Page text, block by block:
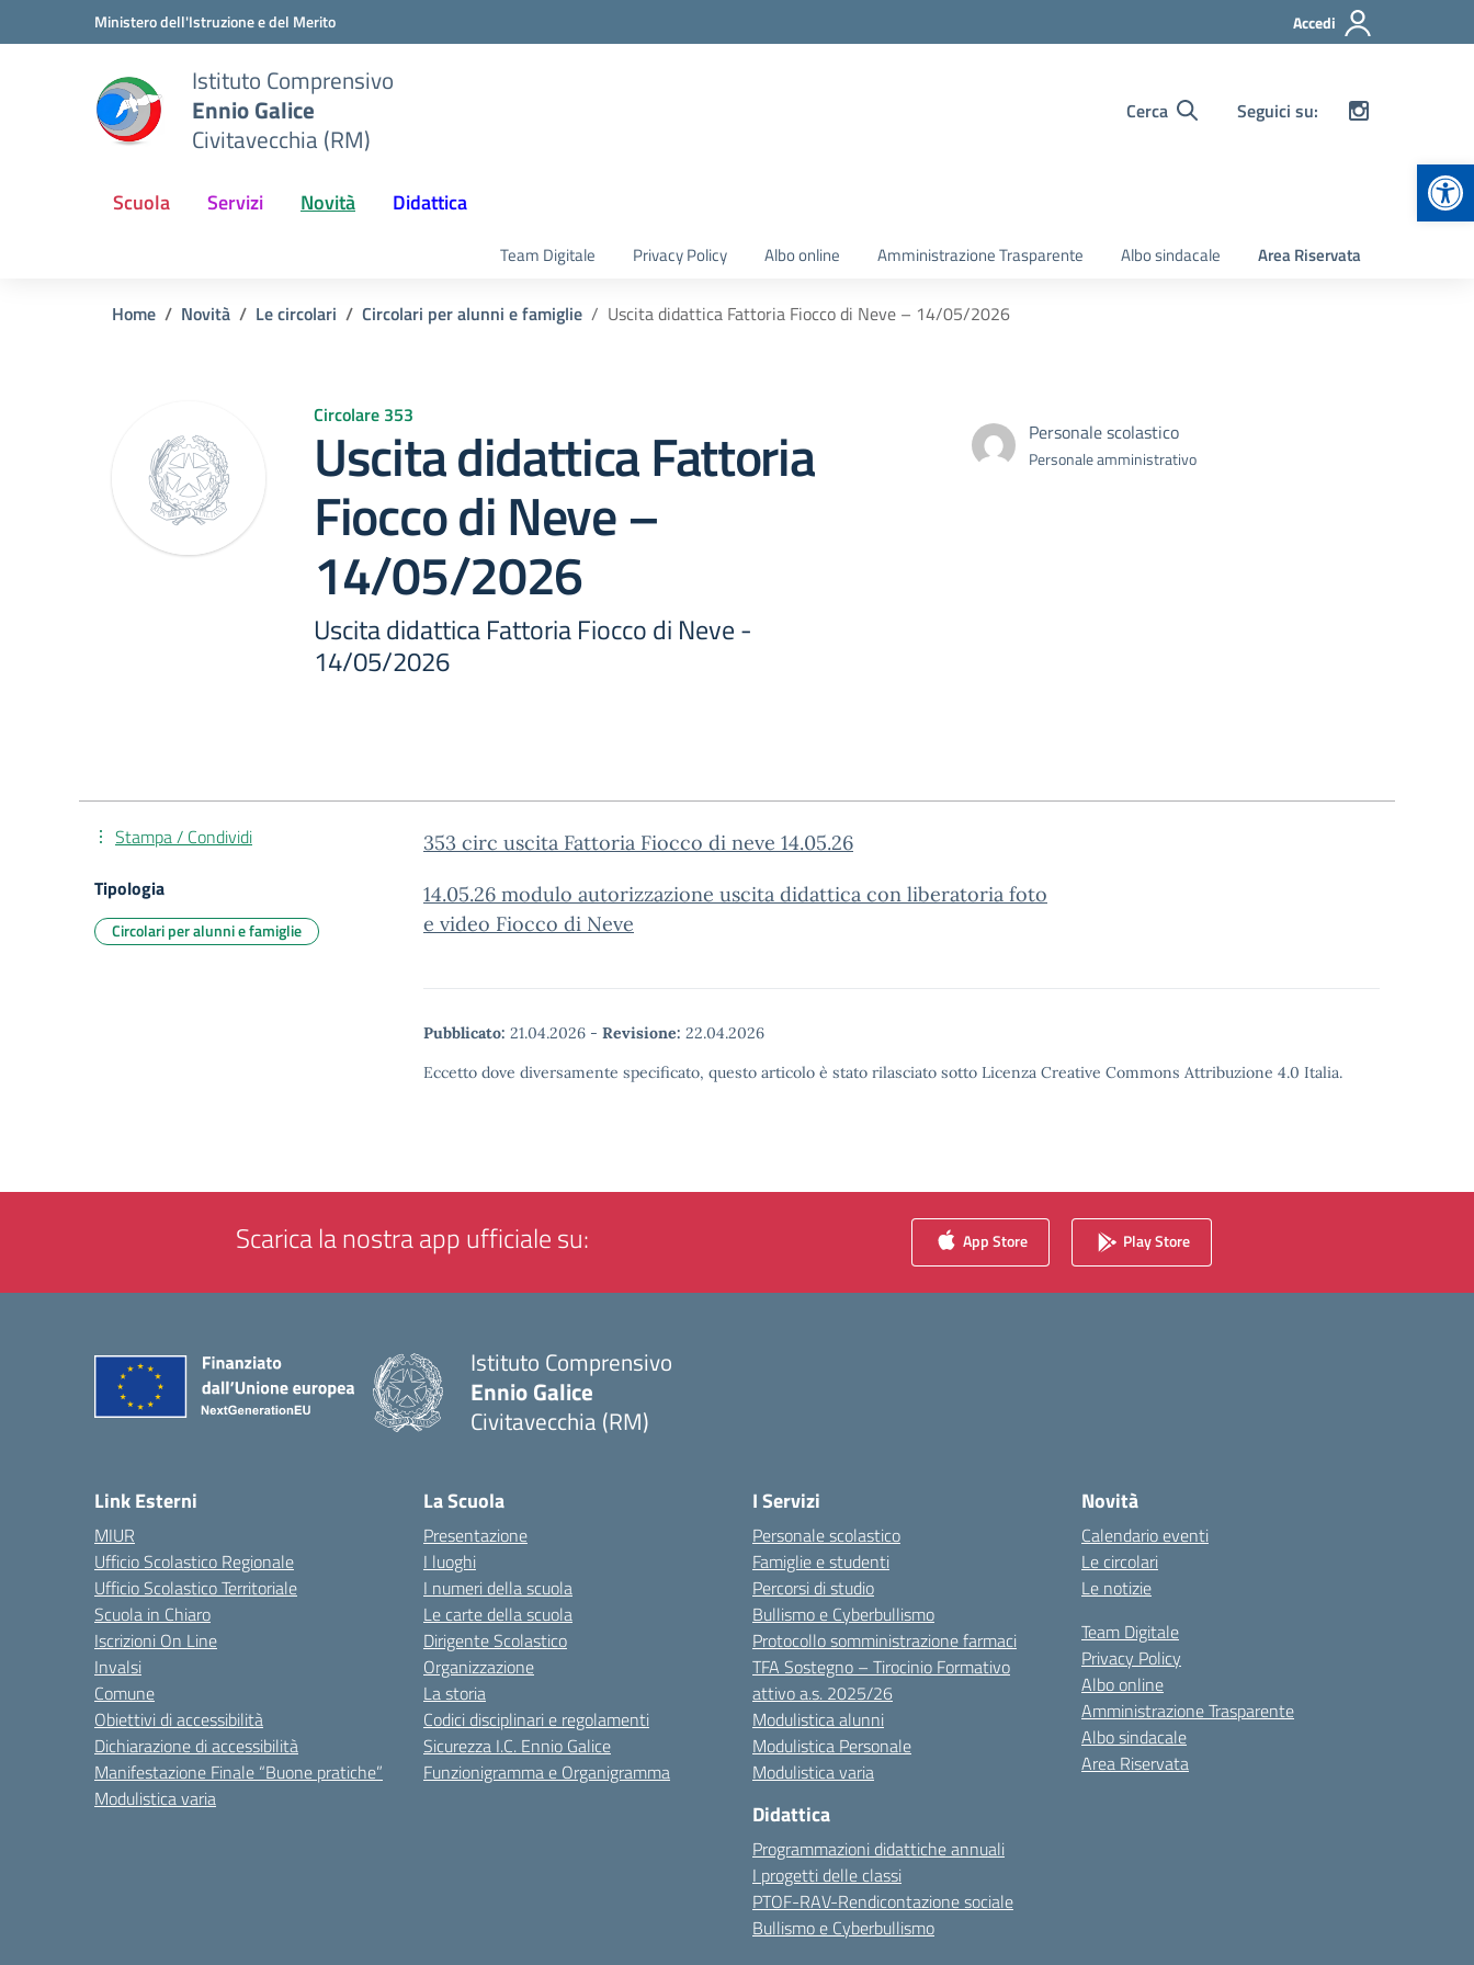
Vai ai contenuti
Vai al menu di navigazioneMinistero dell'Istruzione e del Merito Accedi
Istituto Comprensivo
Ennio Galice
Civitavecchia (RM)
Cerca Seguici su:
Scuola Servizi Novità Didattica
Team Digitale Privacy Policy Albo online Amministrazione Trasparente Albo sindacale Area Riservata
Home Novità Le circolari Circolari per alunni e famiglie Uscita didattica Fattoria Fiocco di Neve – 14/05/2026
Circolare 353
Uscita didattica Fattoria
Fiocco di Neve –
14/05/2026
Uscita didattica Fattoria Fiocco di Neve -
14/05/2026
Personale scolastico
Personale amministrativo
353 circ uscita Fattoria Fiocco di neve 14.05.26
14.05.26 modulo autorizzazione uscita didattica con liberatoria foto
e video Fiocco di Neve
Pubblicato: 21.04.2026 - Revisione: 22.04.2026
Eccetto dove diversamente specificato, questo articolo è stato rilasciato sotto Licenza Creative Commons Attribuzione 4.0 Italia.
Stampa / Condividi
Tipologia
Circolari per alunni e famiglie
Scarica la nostra app ufficiale su: App Store Play Store
Istituto Comprensivo
Ennio Galice
Civitavecchia (RM)
Link Esterni
MIUR
Ufficio Scolastico Regionale
Ufficio Scolastico Territoriale
Scuola in Chiaro
Iscrizioni On Line
Invalsi
Comune
Obiettivi di accessibilità
Dichiarazione di accessibilità
Manifestazione Finale “Buone pratiche”
Modulistica varia
La Scuola
Presentazione
I luoghi
I numeri della scuola
Le carte della scuola
Dirigente Scolastico
Organizzazione
La storia
Codici disciplinari e regolamenti
Sicurezza I.C. Ennio Galice
Funzionigramma e Organigramma
I Servizi
Personale scolastico
Famiglie e studenti
Percorsi di studio
Bullismo e Cyberbullismo
Protocollo somministrazione farmaci
TFA Sostegno – Tirocinio Formativo
attivo a.s. 2025/26
Modulistica alunni
Modulistica Personale
Modulistica varia
Didattica
Programmazioni didattiche annuali
I progetti delle classi
PTOF-RAV-Rendicontazione sociale
Bullismo e Cyberbullismo
Novità
Calendario eventi
Le circolari
Le notizie
Team Digitale
Privacy Policy
Albo online
Amministrazione Trasparente
Albo sindacale
Area Riservata